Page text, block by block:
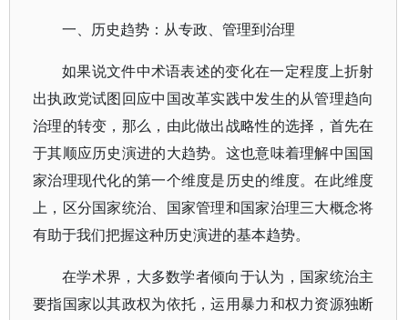
一、历史趋势：从专政、管理到治理
如果说文件中术语表述的变化在一定程度上折射
出执政党试图回应中国改革实践中发生的从管理趋向
治理的转变，那么，由此做出战略性的选择，首先在
于其顺应历史演进的大趋势。这也意味着理解中国国
家治理现代化的第一个维度是历史的维度。在此维度
上，区分国家统治、国家管理和国家治理三大概念将
有助于我们把握这种历史演进的基本趋势。
在学术界，大多数学者倾向于认为，国家统治主
要指国家以其政权为依托，运用暴力和权力资源独断